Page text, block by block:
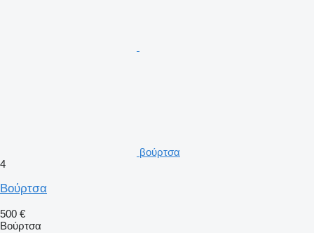
βούρτσα
4
Βούρτσα
500 €
Βούρτσα